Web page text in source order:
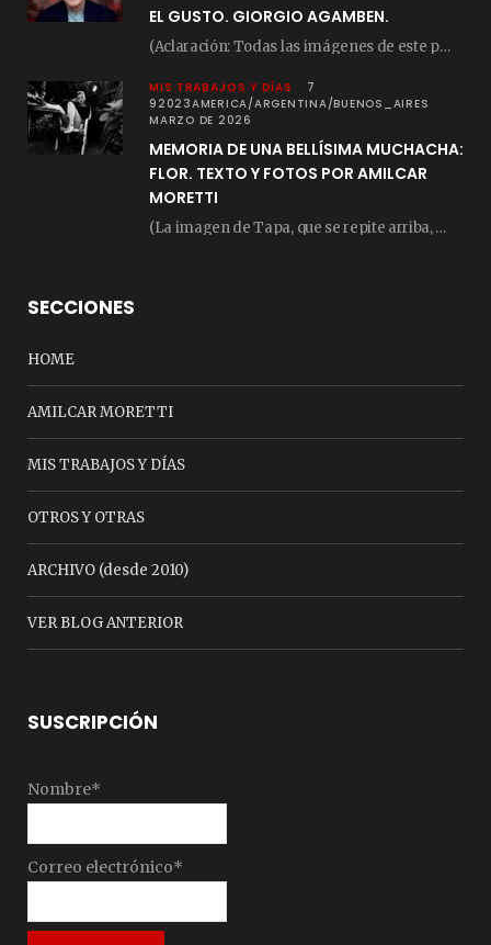
EL GUSTO. GIORGIO AGAMBEN.
(Aclaración: Todas las imágenes de este posteo fueron tomadas de Bloghemia.com, y todos los…
MIS TRABAJOS Y DÍAS
7
92023AMERICA/ARGENTINA/BUENOS_AIRES
MARZO DE 2026
MEMORIA DE UNA BELLÍSIMA MUCHACHA:
FLOR. TEXTO Y FOTOS POR AMILCAR
MORETTI
(La imagen de Tapa, que se repite arriba, fue compuesta por Amilcar Moretti el viernes…
SECCIONES
HOME
AMILCAR MORETTI
MIS TRABAJOS Y DÍAS
OTROS Y OTRAS
ARCHIVO (desde 2010)
VER BLOG ANTERIOR
SUSCRIPCIÓN
Nombre*
Correo electrónico*